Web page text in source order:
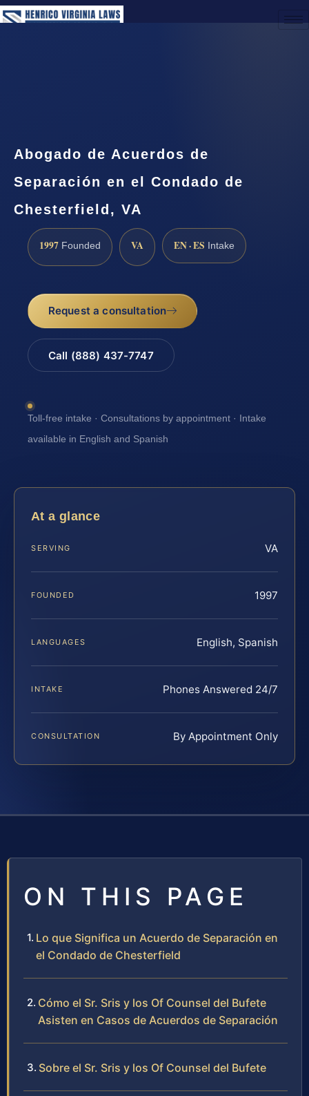
Abogado de Acuerdos de
Separación en el Condado de
Chesterfield, VA
1997 Founded VA EN · ES Intake
Request a consultation
Call (888) 437-7747
Toll-free intake · Consultations by appointment · Intake
available in English and Spanish
At a glance
SERVING VA
FOUNDED 1997
LANGUAGES English, Spanish
INTAKE Phones Answered 24/7
CONSULTATION By Appointment Only
ON THIS PAGE
Lo que Significa un Acuerdo de Separación en
el Condado de Chesterfield
Cómo el Sr. Sris y los Of Counsel del Bufete
Asisten en Casos de Acuerdos de Separación
Sobre el Sr. Sris y los Of Counsel del Bufete